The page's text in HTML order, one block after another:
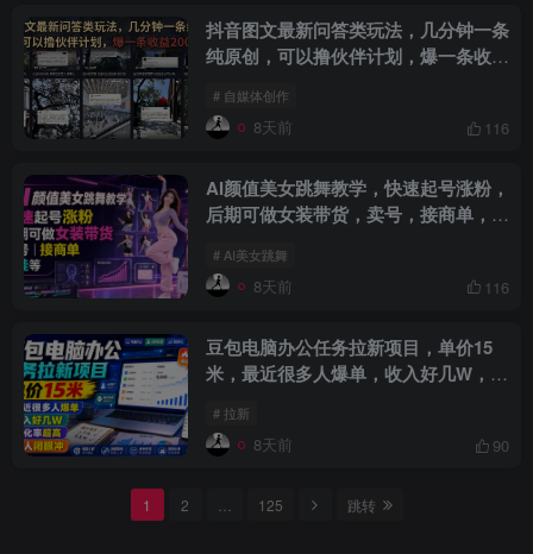
抖音图文最新问答类玩法，几分钟一条
纯原创，可以撸伙伴计划，爆一条收益
# 自媒体创作
8天前 116
AI颜值美女跳舞教学，快速起号涨粉，
后期可做女装带货，卖号，接商单，收
# AI美女跳舞
8天前 116
豆包电脑办公任务拉新项目，单价15
米，最近很多人爆单，收入好几W，转
# 拉新
8天前 90
1 2 125 跳转